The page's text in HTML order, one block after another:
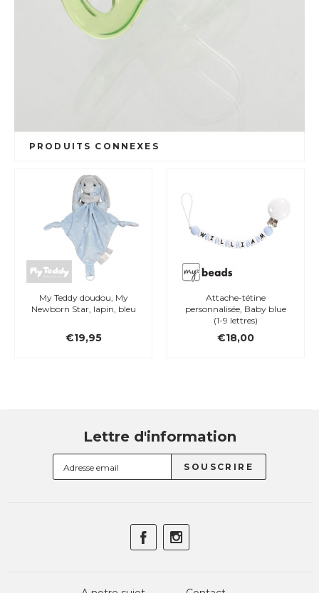
PRODUITS CONNEXES
My Teddy doudou, My
Newborn Star, lapin, bleu
€19,95
Attache-tétine
personnalisée, Baby blue
(1-9 lettres)
€18,00
Lettre d'information